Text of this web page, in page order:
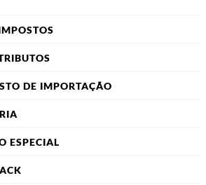
DE IMPORTAÇÃO
ESPECIAL